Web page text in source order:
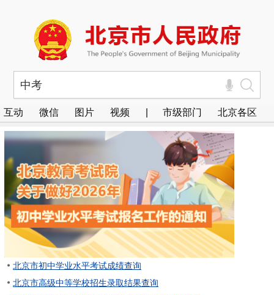
互动 微信 图片 视频 市级部门 北京各区
北京市初中学业水平考试成绩查询
北京市高级中等学校招生录取结果查询